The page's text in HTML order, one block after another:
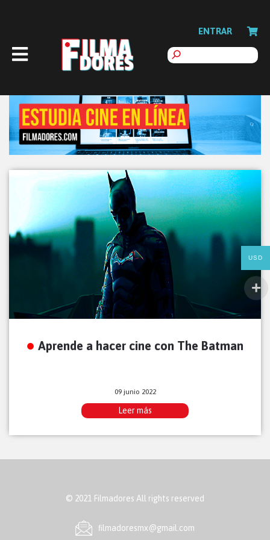
ENTRAR
Aprende a hacer cine con The Batman
09 junio 2022
Leer más
© 2021 Filmadores All rights reserved
ﬁlmadoresmx@gmail.com
USD